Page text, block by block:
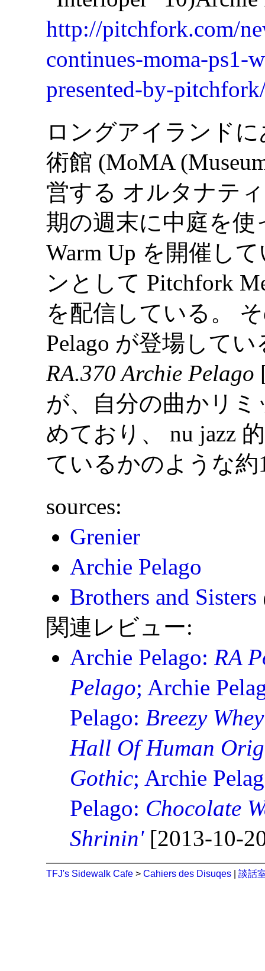
http://pitchfork.com/
continues-moma-ps1-
presented-by-
ロングアイランド
術館 (MoMA
営する オルタナテ
期の週末に中庭を
Warm Up を開催し
ンとして Pitchfork
を配信している。
Pelago が登場して
RA.370 Archie Pelago
が、自分の曲かリ
めており、 nu jazz
ているかのような
sources:
Grenier
Archie Pelago
Brothers and Sisters
関連レビュー:
Archie Pelago:RA
Pelago; Archie
Pelago: Breezy
Hall Of Human
Gothic; Archie
Pelago: Chocolate
Shrinin' [2013-10-
TFJ's Sidewalk Cafe >Cahiers des Disuqes |談話